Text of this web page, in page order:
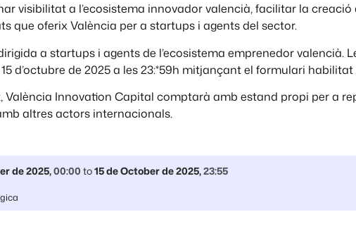
visibilitat a l’ecosistema innovador valencià, facilitar la
que oferix València per a startups i agents del sector.
a startups i agents de l’ecosistema emprenedor valencià.
d’octubre de 2025 a les 23:*59h mitjançant el formulari habilitat
València Innovation Capital comptarà amb estand propi per a
altres actors internacionals.
de 2025,00:00 to15 de October de 2025,23:55